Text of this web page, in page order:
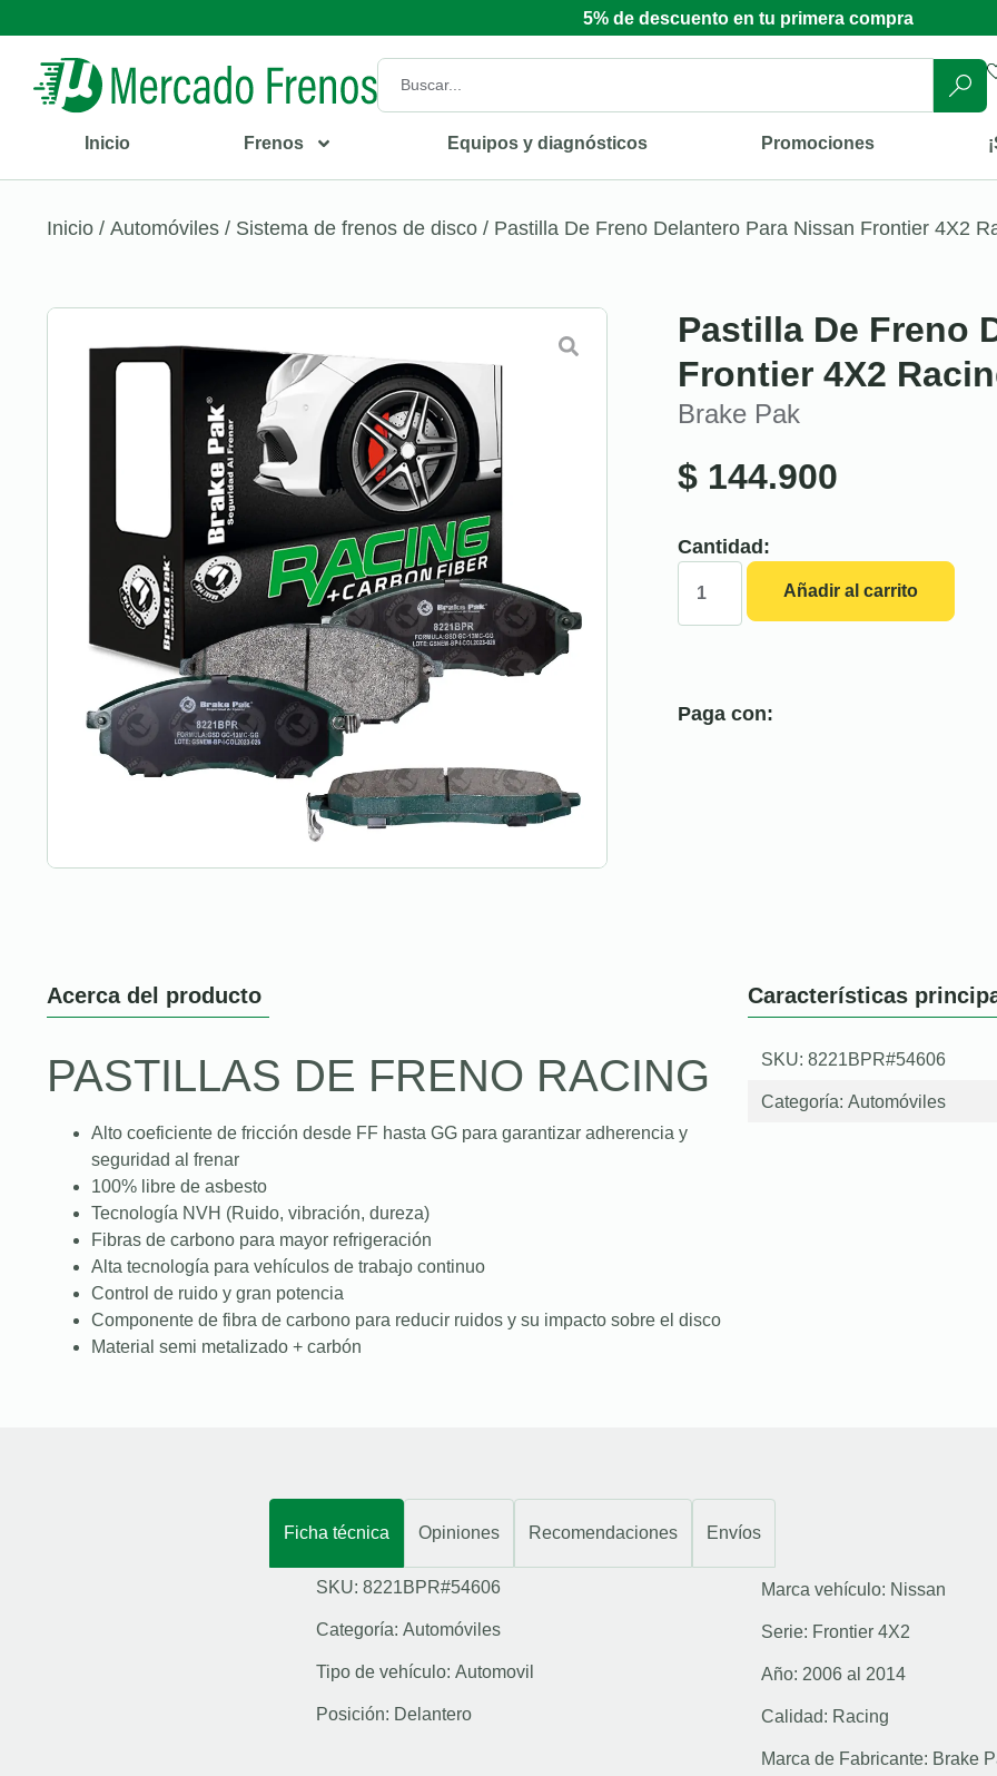
5% de descuento en tu primera compra
Inicio Frenos Equipos y diagnósticos Promociones
Inicio / Automóviles / Sistema de frenos de disco / Pastilla De Freno Delantero Para Nissan Frontier 4X2
Pastilla De Freno
Frontier 4X2
Brake Pak
$ 144.900
Cantidad:
Añadir al carrito
Paga con:
Acerca del producto
PASTILLAS DE FRENO RACING
Alto coeficiente de fricción desde FF hasta GG para garantizar adherencia y
seguridad al frenar
100% libre de asbesto
Tecnología NVH (Ruido, vibración, dureza)
Fibras de carbono para mayor refrigeración
Alta tecnología para vehículos de trabajo continuo
Control de ruido y gran potencia
Componente de fibra de carbono para reducir ruidos y su impacto sobre el disco
Material semi metalizado + carbón
Características
SKU: 8221BPR#54606
Categoría: Automóviles
Ficha técnica Opiniones Recomendaciones Envíos
SKU: 8221BPR#54606
Categoría: Automóviles
Tipo de vehículo: Automovil
Posición: Delantero
Marca vehículo: Nissan
Serie: Frontier 4X2
Año: 2006 al 2014
Calidad: Racing
Marca de Fabricante: Brake